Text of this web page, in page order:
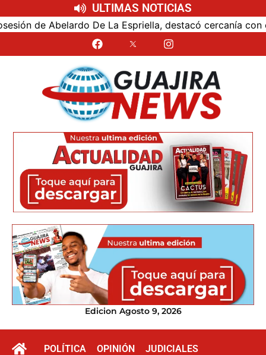
ULTIMAS NOTICIAS
Abelardo De La Espriella, destacó cercanía con el
Edicion Agosto 9, 2026
POLÍTICA OPINIÓN
JUDICIALES